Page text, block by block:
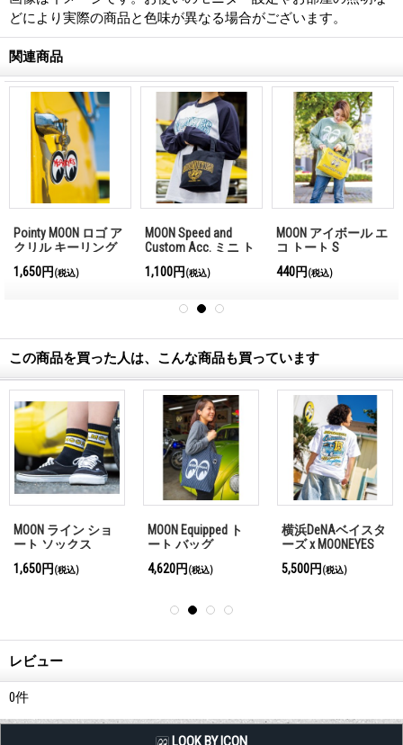
どにより実際の商品と色味が異なる場合がございます。
関連商品
Pointy MOON ロゴ ア
クリル キーリング
1,650円 (税込)
MOON Speed and
Custom Acc. ミニ ト
1,100円 (税込)
MOON アイボール エ
コ トート S
440円 (税込)
この商品を買った人は、こんな商品も買っています
MOON ライン ショ
ート ソックス
1,650円 (税込)
MOON Equipped ト
ート バッグ
4,620円 (税込)
横浜DeNAベイスタ
ーズ x MOONEYES
5,500円 (税込)
レビュー
0件
LQQK BY ICON